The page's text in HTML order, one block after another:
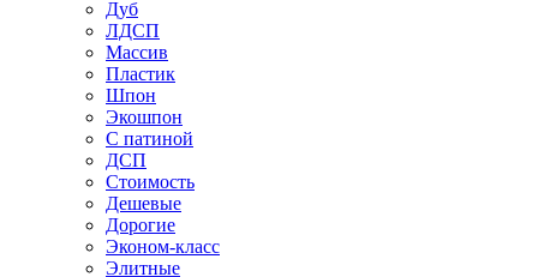
Дуб
ЛДСП
Массив
Пластик
Шпон
Экошпон
С патиной
ДСП
Стоимость
Дешевые
Дорогие
Эконом-класс
Элитные